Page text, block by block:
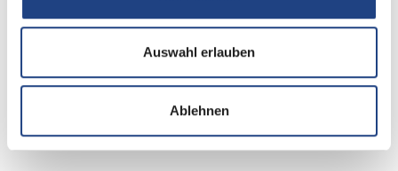
Auswahl erlauben
Ablehnen